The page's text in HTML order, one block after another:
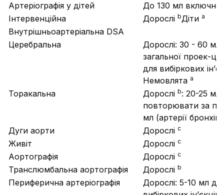
Артеріографія у дітей
До 130 мл включно
Інтервенційна Дорослі bДіти a
Внутрішньоартеріальна DSA
Церебральна
Дорослі: 30 - 60 мл
загальної проек-
для вибіркових
Немовлята a
Торакальна Дорослі b: 20-25 мл
повторювати за
мл (артерії бронхів)
Дуги аорти
Дорослі с
Живіт Дорослі с
Аортографія Дорослі с
Транслюмбальна аортографія Дорослі b
Периферична артеріографія
Дорослі: 5-10 мл